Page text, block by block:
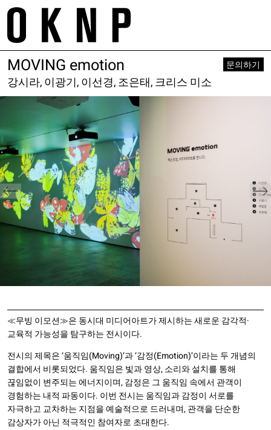
Skip
Project
Works
Service
E. project@oknp.kr
Space
Galleries
Exhibition
Publication
E. space@oknp.kr
Contact
MOVING emotion
강시라, 이광기, 이선경, 조은태, 크리스 미소
문의하기
≪무빙 이모션≫은 동시대 미디어아트가 제시하는 새로운 감각적·
교육적 가능성을 탐구하는 전시이다.
전시의 제목은 ‘움직임(Moving)’과 ‘감정(Emotion)’이라는 두 개념의
결합에서 비롯되었다. 움직임은 빛과 영상, 소리와 설치를 통해
끊임없이 변주되는 에너지이며, 감정은 그 움직임 속에서 관객이
경험하는 내적 파동이다. 이번 전시는 움직임과 감정이 서로를
자극하고 교차하는 지점을 예술적으로 드러내며, 관객을 단순한
감상자가 아닌 적극적인 참여자로 초대한다.